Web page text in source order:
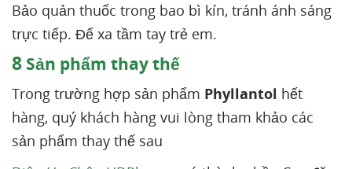
Bảo quản thuốc trong bao bì kín, tránh ánh sáng
trực tiếp. Để xa tầm tay trẻ em.
8 Sản phẩm thay thế
Trong trường hợp sản phẩm Phyllantol hết
hàng, quý khách hàng vui lòng tham khảo các
sản phẩm thay thế sau